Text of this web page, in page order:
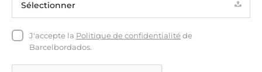
J'accepte la Politique de confidentialitéde
Barcelbordados.